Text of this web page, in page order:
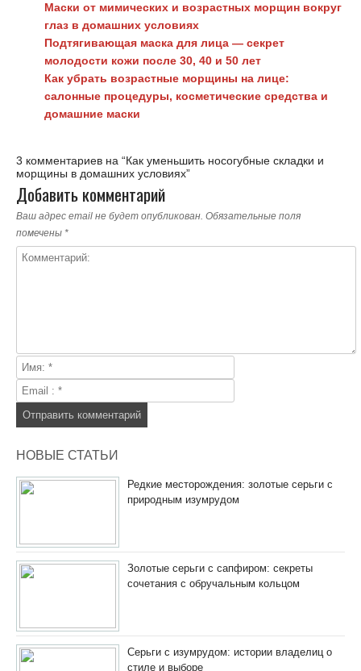
Маски от мимических и возрастных морщин вокруг
глаз в домашних условиях
Подтягивающая маска для лица — секрет
молодости кожи после 30, 40 и 50 лет
Как убрать возрастные морщины на лице:
салонные процедуры, косметические средства и
домашние маски
3 комментариев на “Как уменьшить носогубные складки и
морщины в домашних условиях”
Добавить комментарий
Ваш адрес email не будет опубликован. Обязательные поля
помечены *
НОВЫЕ СТАТЬИ
Редкие месторождения: золотые серьги с
природным изумрудом
Золотые серьги с сапфиром: секреты
сочетания с обручальным кольцом
Серьги с изумрудом: истории владелиц о
стиле и выборе